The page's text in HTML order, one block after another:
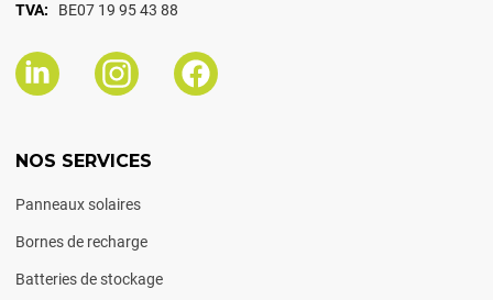
TVA: BE07 19 95 43 88
NOS SERVICES
Panneaux solaires
Bornes de recharge
Batteries de stockage